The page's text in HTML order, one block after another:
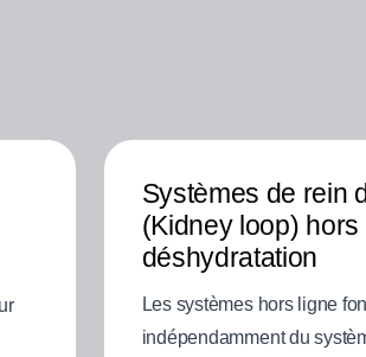
Systèmes de rein
(Kidney loop) hors
déshydratation
Les systèmes hors ligne
indépendamment du